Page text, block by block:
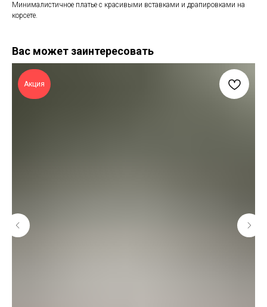
Минималистичное платье с красивыми вставками и драпировками на
корсете.
Вас может заинтересовать
Акция